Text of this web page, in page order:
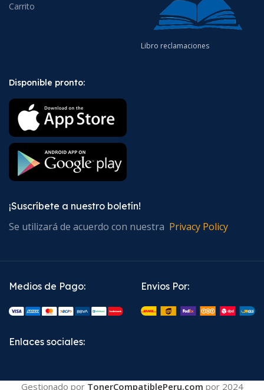
Carrito
Libro reclamaciones
Disponible pronto:
¡Suscríbete a nuestro boletín!
Se utilizará de acuerdo con nuestra Privacy Policy
Medios de Pago: Envios Por:
Enlaces sociales:
Gestionado por TonerCompatiblePeru.com por 2024